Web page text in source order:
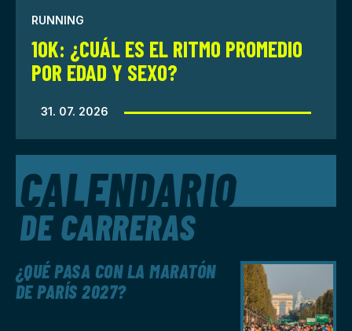
RUNNING
10K: ¿CUÁL ES EL RITMO PROMEDIO
POR EDAD Y SEXO?
31. 07. 2026
CALENDARIO
DE CARRERAS
¿QUÉ PASA CON LA MARATÓN
DE PARÍS 2027?